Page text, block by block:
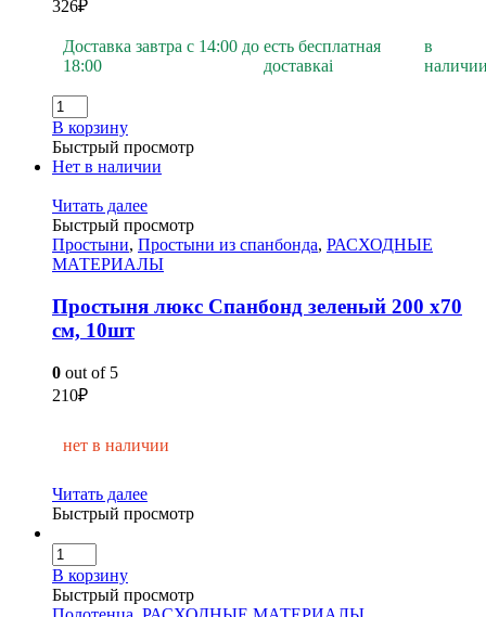
326₽
Доставка завтра с 14:00 до
18:00
есть бесплатная
доставкаi
в
В корзину
Быстрый просмотр
Нет в наличии
Читать далее
Быстрый просмотр
Простыни, Простыни из спанбонда, РАСХОДНЫЕ
МАТЕРИАЛЫ
Простыня люкс Спанбонд зеленый 200 х70
см, 10шт
0 out of 5
210₽
нет в наличии
Читать далее
Быстрый просмотр
В корзину
Быстрый просмотр